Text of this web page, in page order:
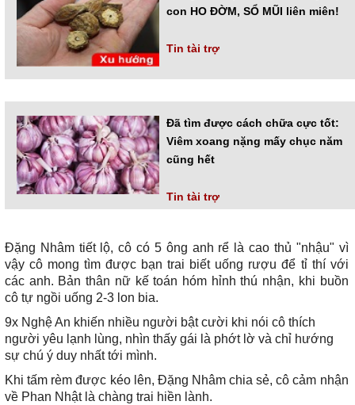
con HO ĐỜM, SỔ MŨI liên miên!
Tin tài trợ
Đã tìm được cách chữa cực tốt:
Viêm xoang nặng mấy chục năm
cũng hết
Tin tài trợ
Đặng Nhâm tiết lộ, cô có 5 ông anh rể là cao thủ "nhậu" vì
vậy cô mong tìm được bạn trai biết uống rượu để tỉ thí với
các anh. Bản thân nữ kế toán hóm hỉnh thú nhận, khi buồn
cô tự ngồi uống 2-3 lon bia.
9x Nghệ An khiến nhiều người bật cười khi nói cô thích
người yêu lạnh lùng, nhìn thấy gái là phớt lờ và chỉ hướng
sự chú ý duy nhất tới mình.
Khi tấm rèm được kéo lên, Đặng Nhâm chia sẻ, cô cảm nhận
về Phan Nhật là chàng trai hiền lành.